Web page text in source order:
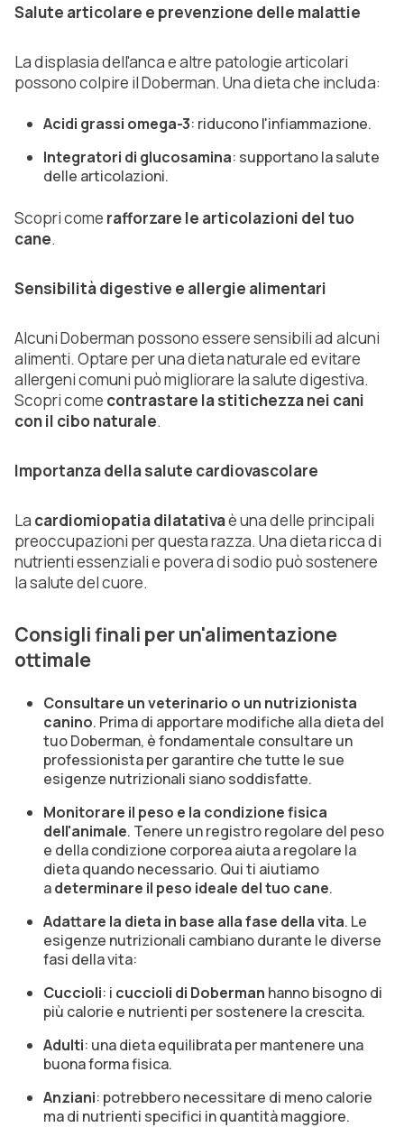
Salute articolare e prevenzione delle malattie
La displasia dell'anca e altre patologie articolari
possono colpire il Doberman. Una dieta che includa:
Acidi grassi omega-3: riducono l'infiammazione.
Integratori di glucosamina: supportano la salute
delle articolazioni.
Scopri come rafforzare le articolazioni del tuo
cane.
Sensibilità digestive e allergie alimentari
Alcuni Doberman possono essere sensibili ad alcuni
alimenti. Optare per una dieta naturale ed evitare
allergeni comuni può migliorare la salute digestiva.
Scopri come contrastare la stitichezza nei cani
con il cibo naturale.
Importanza della salute cardiovascolare
La cardiomiopatia dilatativaè una delle principali
preoccupazioni per questa razza. Una dieta ricca di
nutrienti essenziali e povera di sodio può sostenere
la salute del cuore.
Consigli finali per un'alimentazione
ottimale
Consultare un veterinario o un nutrizionista
canino. Prima di apportare modifiche alla dieta del
tuo Doberman, è fondamentale consultare un
professionista per garantire che tutte le sue
esigenze nutrizionali siano soddisfatte.
Monitorare il peso e la condizione fisica
dell'animale. Tenere un registro regolare del peso
e della condizione corporea aiuta a regolare la
dieta quando necessario. Qui ti aiutiamo
adeterminare il peso ideale del tuo cane.
Adattare la dieta in base alla fase della vita. Le
esigenze nutrizionali cambiano durante le diverse
fasi della vita:
Cuccioli: i cuccioli di Doberman hanno bisogno di
più calorie e nutrienti per sostenere la crescita.
Adulti: una dieta equilibrata per mantenere una
buona forma fisica.
Anziani: potrebbero necessitare di meno calorie
ma di nutrienti specifici in quantità maggiore.